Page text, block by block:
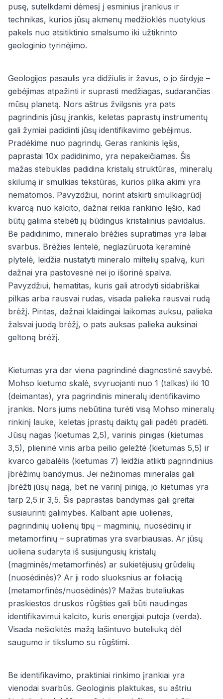
pusę, sutelkdami dėmesį į esminius įrankius ir
technikas, kurios jūsų akmenų medžioklės nuotykius
pakels nuo atsitiktinio smalsumo iki užtikrinto
geologinio tyrinėjimo.
Geologijos pasaulis yra didžiulis ir žavus, o jo širdyje –
gebėjimas atpažinti ir suprasti medžiagas, sudarančias
mūsų planetą. Nors aštrus žvilgsnis yra pats
pagrindinis jūsų įrankis, keletas paprastų instrumentų
gali žymiai padidinti jūsų identifikavimo gebėjimus.
Pradėkime nuo pagrindų. Geras rankinis lęšis,
paprastai 10x padidinimo, yra nepakeičiamas. Šis
mažas stebuklas padidina kristalų struktūras, mineralų
skilumą ir smulkias tekstūras, kurios plika akimi yra
nematomos. Pavyzdžiui, norint atskirti smulkiagrūdį
kvarcą nuo kalcito, dažnai reikia rankinio lęšio, kad
būtų galima stebėti jų būdingus kristalinius pavidalus.
Be padidinimo, mineralo brėžies supratimas yra labai
svarbus. Brėžies lentelė, neglazūruota keraminė
plytelė, leidžia nustatyti mineralo miltelių spalvą, kuri
dažnai yra pastovesnė nei jo išorinė spalva.
Pavyzdžiui, hematitas, kuris gali atrodyti sidabriškai
pilkas arba rausvai rudas, visada palieka rausvai rudą
brėžį. Piritas, dažnai klaidingai laikomas auksu, palieka
žalsvai juodą brėžį, o pats auksas palieka auksinai
geltoną brėžį.
Kietumas yra dar viena pagrindinė diagnostinė savybė.
Mohso kietumo skalė, svyruojanti nuo 1 (talkas) iki 10
(deimantas), yra pagrindinis mineralų identifikavimo
įrankis. Nors jums nebūtina turėti visą Mohso mineralų
rinkinį lauke, keletas įprastų daiktų gali padėti pradėti.
Jūsų nagas (kietumas 2,5), varinis pinigas (kietumas
3,5), plieninė vinis arba peilio geležtė (kietumas 5,5) ir
kvarco gabalėlis (kietumas 7) leidžia atlikti pagrindinius
įbrėžimų bandymus. Jei nežinomas mineralas gali
įbrėžti jūsų nagą, bet ne varinį pinigą, jo kietumas yra
tarp 2,5 ir 3,5. Šis paprastas bandymas gali greitai
susiaurinti galimybes. Kalbant apie uolienas,
pagrindinių uolienų tipų – magminių, nuosėdinių ir
metamorfinių – supratimas yra svarbiausias. Ar jūsų
uoliena sudaryta iš susijungusių kristalų
(magminės/metamorfinės) ar sukietėjusių grūdelių
(nuosėdinės)? Ar ji rodo sluoksnius ar foliaciją
(metamorfinės/nuosėdinės)? Mažas buteliukas
praskiestos druskos rūgšties gali būti naudingas
identifikavimui kalcito, kuris energijai putoja (verda).
Visada nešiokitės mažą lašintuvo buteliuką dėl
saugumo ir tikslumo su rūgštimi.
Be identifikavimo, praktiniai rinkimo įrankiai yra
vienodai svarbūs. Geologinis plaktukas, su aštriu